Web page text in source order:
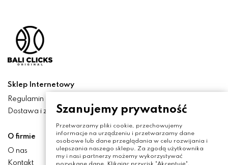
Sklep Internetowy
Regulamin
Dostawa i zwroty
O firmie
O nas
Kontakt
Szanujemy prywatność
Przetwarzamy pliki cookie, przechowujemy
informacje na urządzeniu i przetwarzamy dane
osobowe lub dane przeglądania w celu rozwijania i
ulepszania naszego sklepu. Za zgodą użytkownika
my i nasi partnerzy możemy wykorzystywać